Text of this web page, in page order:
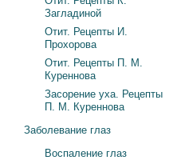
Загладиной
Отит. Рецепты И.
Прохорова
Отит. Рецепты П. М.
Куреннова
Засорение уха. Рецепты
П. М. Куреннова
Заболевание глаз
Воспаление глаз